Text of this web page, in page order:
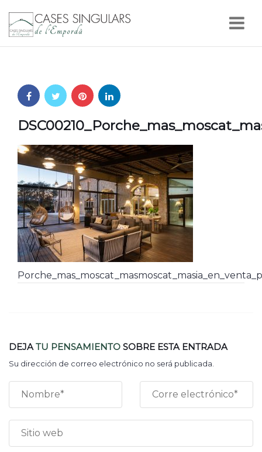
DEJATU PENSAMIENTO SOBRE ESTA ENTRADA
Su dirección de correo electrónico no será publicada.